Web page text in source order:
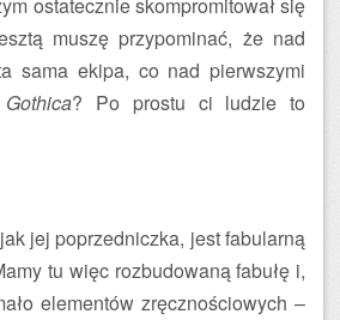
muszę przypominać, że nad
sama ekipa, co nad pierwszymi
Gothica? Po prostu ci ludzie to
jej poprzedniczka, jest fabularną
tu więc rozbudowaną fabułę i,
elementów zręcznościowych –